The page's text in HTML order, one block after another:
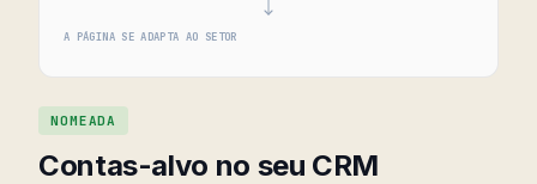
A PÁGINA SE ADAPTA AO SETOR
NOMEADA
Contas-alvo no seu CRM